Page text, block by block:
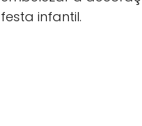
festa infantil.